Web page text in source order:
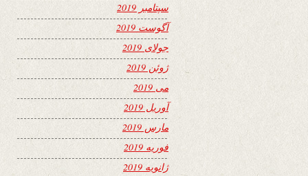
سپتامبر 2019
آگوست 2019
جولای 2019
ژوئن 2019
می 2019
آوریل 2019
مارس 2019
فوریه 2019
ژانویه 2019